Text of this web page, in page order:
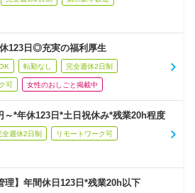
123日◎充実の福利厚生
転勤なし 完全週休2日制
可 女性のおしごと掲載中
～*年休123日*土日祝休み*残業20h程度
全週休2日制 リモートワーク可
理】年間休日123日*残業20h以下